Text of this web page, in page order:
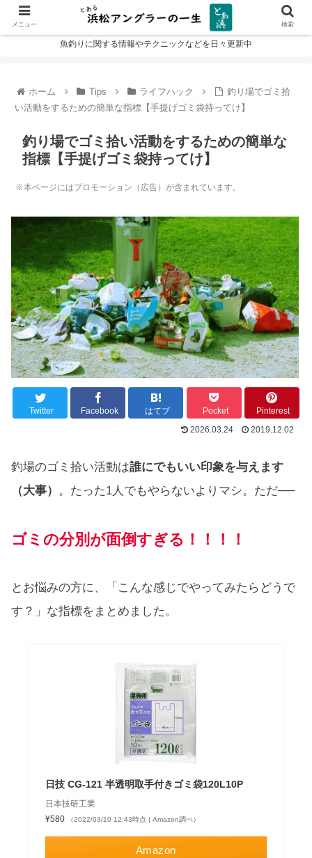
魚釣りに関する情報やテクニックなどを日々更新中
ホーム Tips ライフハック
釣り場でゴミ拾
い活動をするための簡単な指標【手提げゴミ袋持ってけ】
釣り場でゴミ拾い活動をするための簡単な
指標【手提げゴミ袋持ってけ】
※本ページにはプロモーション（広告）が含まれています。
Twitter Facebook はてブ Pocket
Pinterest
2026.03.24
2019.12.02
釣場のゴミ拾い活動は誰にでもいい印象を与えます
（大事） 。たった1人でもやらないよりマシ。ただ──
ゴミの分別が面倒すぎる！！！！
とお悩みの方に、「こんな感じでやってみたらどうで
す？」な指標をまとめました。
日技 CG-121 半透明取手付きゴミ袋120L10P
日本技研工業
¥580
（2022/03/10 12:43時点 | Amazon調べ）
Amazon
メニュー 検索